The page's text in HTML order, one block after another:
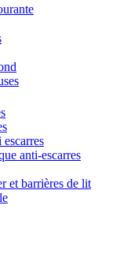
escarres
anti-escarres
et barrières de lit